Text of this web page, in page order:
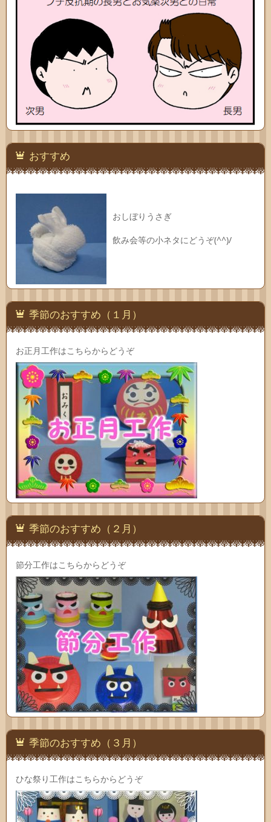
おすすめ
おしぼりうさぎ
飲み会等の小ネタにどうぞ(^^)/
季節のおすすめ（１月）
お正月工作はこちらからどうぞ
季節のおすすめ（２月）
節分工作はこちらからどうぞ
季節のおすすめ（３月）
ひな祭り工作はこちらからどうぞ